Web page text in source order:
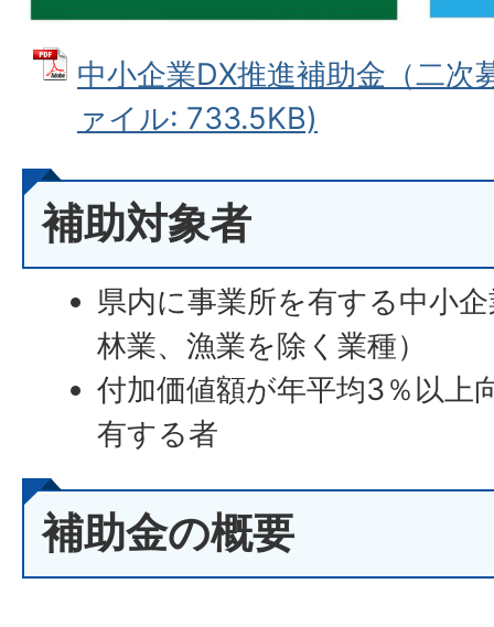
中小企業DX推進補助金（二次
ァイル: 733.5KB)
補助対象者
県内に事業所を有する中小
林業、漁業を除く業種）
付加価値額が年平均3％以上
有する者
補助金の概要